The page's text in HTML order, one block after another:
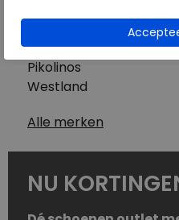
Mephisto
Pikolinos
Westland
Alle merken
NU